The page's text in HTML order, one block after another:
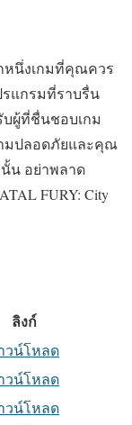
กหนึ่งเกมที่คุณควร
รแกรมที่ราบรื่น
บผู้ที่ชื่นชอบเกม
มปลอดภัยและคุณ
นั้น อย่าพลาด
FURY: City
ลิงก์
วน์โหลด
วน์โหลด
วน์โหลด